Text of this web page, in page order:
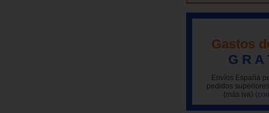
Gastos
G R A
Envíos España
pedidos
(más iva)